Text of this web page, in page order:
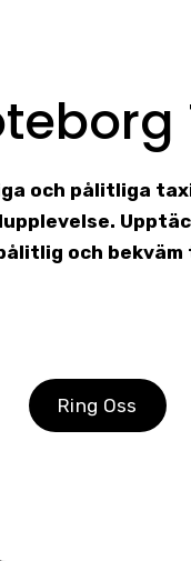
och pålitliga
och
Ring Oss